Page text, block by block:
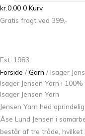
kr.0,00 0 Kurv
Gratis fragt ved 399,-
Est. 1983
Forside / Garn / Isager
Isager Jensen Yarn i
Isager Jensen Yarn
Jensen Yarn hed
Åse Lund Jensen i
består af tre tråde,